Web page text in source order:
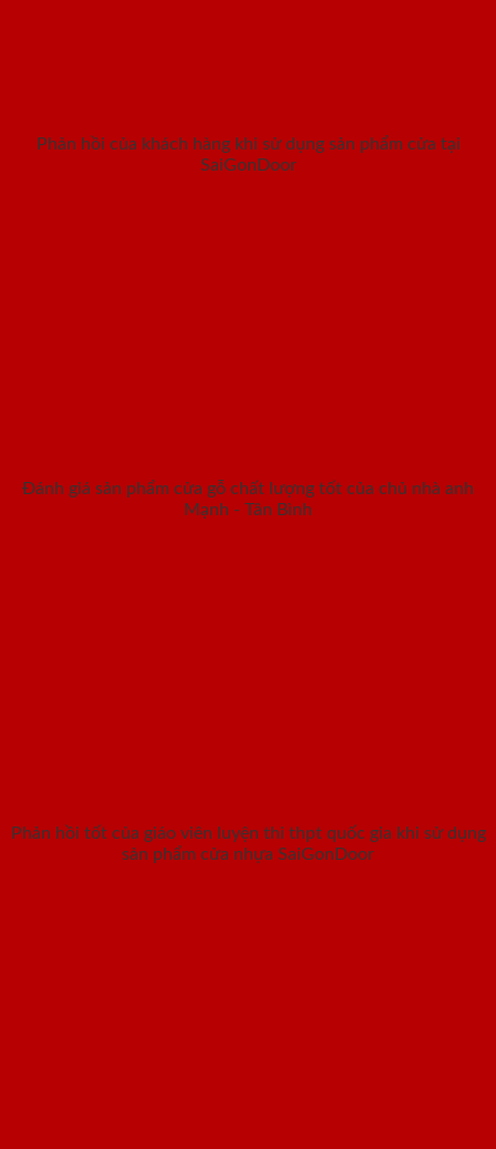
Phản hồi của khách hàng khi sử dụng sản phẩm cửa tại
SaiGonDoor
Đánh giá sản phẩm cửa gỗ chất lượng tốt của chủ nhà anh
Mạnh - Tân Bình
Phản hồi tốt của giáo viên luyện thi thpt quốc gia khi sử dụng
sản phẩm cửa nhựa SaiGonDoor